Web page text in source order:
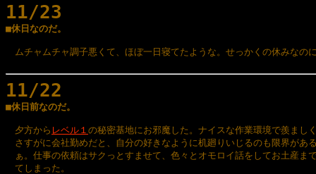
11/23
■休日なのだ。
ムチャムチャ調子悪くて、ほぼ一日寝てたような。せっかくの休みなの
11/22
■休日前なのだ。
夕方から レベル１ の秘密基地にお邪魔した。ナイスな作業環境で羨まし
さすがに会社勤めだと、自分の好きなように机廻りいじるのも限界があ
ぁ。仕事の依頼はサクっとすませて、色々とオモロイ話をしてお土産ま
てしまった。